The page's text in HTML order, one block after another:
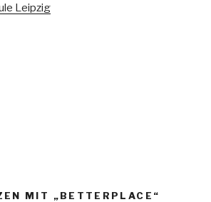
Leipzig
MIT „BETTERPLACE“